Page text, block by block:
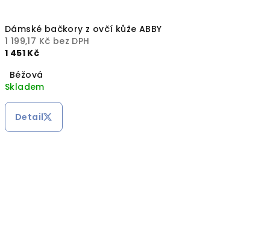
Dámské bačkory z ovčí kůže ABBY
1 199,17 Kč bez DPH
1 451 Kč
Béžová
Skladem
Detail